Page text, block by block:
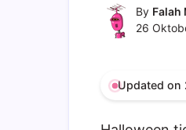
By Falah
26
Updated on